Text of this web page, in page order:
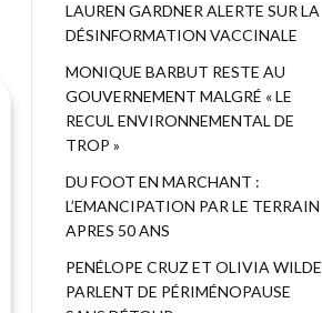
LAUREN GARDNER ALERTE SUR LA
DÉSINFORMATION VACCINALE
MONIQUE BARBUT RESTE AU
GOUVERNEMENT MALGRÉ « LE
RECUL ENVIRONNEMENTAL DE
TROP »
DU FOOT EN MARCHANT :
L’EMANCIPATION PAR LE TERRAIN
APRES 50 ANS
PENÉLOPE CRUZ ET OLIVIA WILDE
PARLENT DE PÉRIMÉNOPAUSE